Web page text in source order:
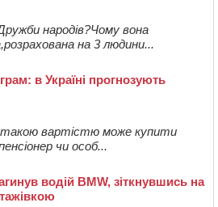
народів?Чому вона
на 3 людини...
в Україні прогнозують
такою вартістю може купити
чи особ...
водій BMW, зіткнувшись на